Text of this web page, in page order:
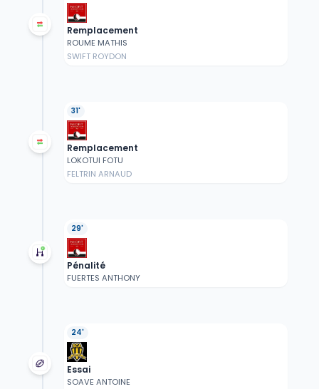
Remplacement
ROUME MATHIS
SWIFT ROYDON
31'
Remplacement
LOKOTUI FOTU
FELTRIN ARNAUD
29'
Pénalité
FUERTES ANTHONY
24'
Essai
SOAVE ANTOINE